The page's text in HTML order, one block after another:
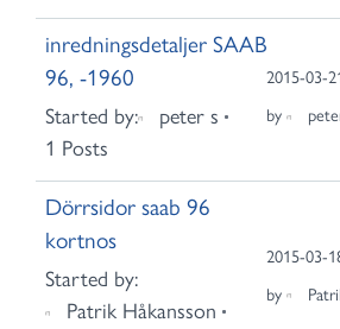
inredningsdetaljer SAAB
96, -1960
Started by:
peter s
1 Posts
2015-03-
by
Dörrsidor saab 96
kortnos
Started by:
Patrik Håkansson
2015-03-
by